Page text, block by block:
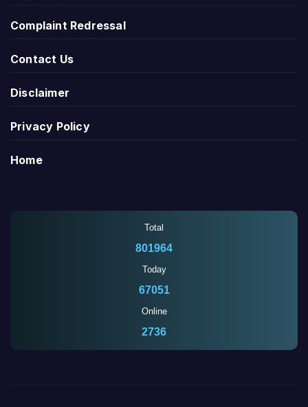
Complaint Redressal
Contact Us
Disclaimer
Privacy Policy
Home
Total
801964
Today
67051
Online
2736